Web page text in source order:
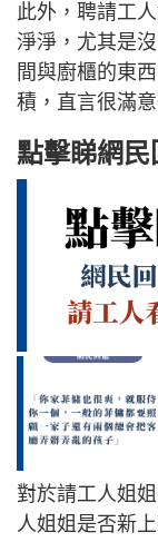
此外，聘請工
淨淨，尤其是
間與廚櫃的東
積，直言很滿
點擊睇網民
對於請工人姐
人姐姐是否新